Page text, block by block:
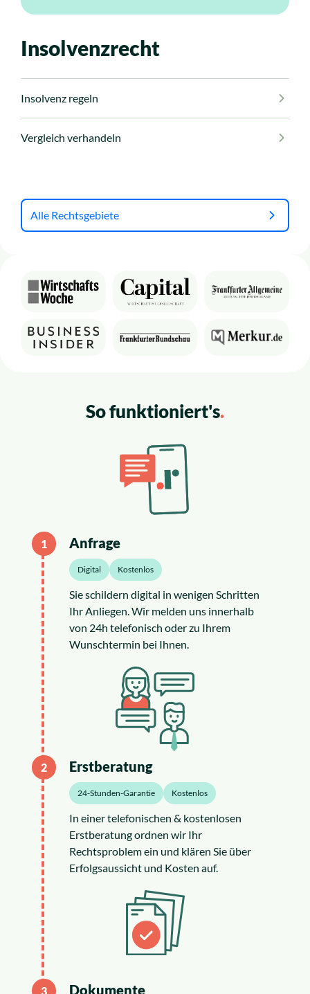
Insolvenzrecht
Insolvenz regeln
Vergleich verhandeln
Alle Rechtsgebiete
Sofunktioniert's.
1 Anfrage
Digital Kostenlos
Sie schildern digital in wenigen Schritten
Ihr Anliegen. Wir melden uns innerhalb
von 24h telefonisch oder zu Ihrem
Wunschtermin bei Ihnen.
2 Erstberatung
24-Stunden-Garantie Kostenlos
In einer telefonischen & kostenlosen
Erstberatung ordnen wir Ihr
Rechtsproblem ein und klären Sie über
Erfolgsaussicht und Kosten auf.
3 Dokumente